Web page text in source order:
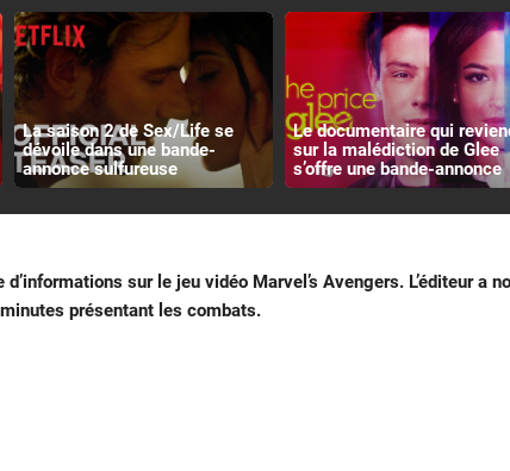
La saison 2 de Sex/Life se
dévoile dans une bande-
annonce sulfureuse
Le documentaire qui
sur la malédiction de Glee
s’offre une bande-annonce
d’informations sur le jeu vidéo Marvel’s Avengers. L’éditeur a
présentant les combats.